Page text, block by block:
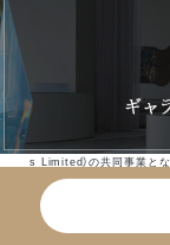
駅（京阪）・福島駅（JR）
Metro）・淀屋橋駅（京阪
線・JR京都線・JR宝塚
筋線・京阪本線・京阪中之
※6 建物外観写真は現地より
ら撮影（2024年5月）した
※徒歩分数は80mを1分とし
※距離表示は現地からの地図
※超高層複合タワー「ONE
s Limited）の共同事業と
社の単独事業となります。
※掲載の周辺環境情報は
るものではなく、掲載の